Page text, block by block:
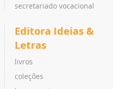
secretariado vocacional
Editora Ideias &
Letras
livros
coleções